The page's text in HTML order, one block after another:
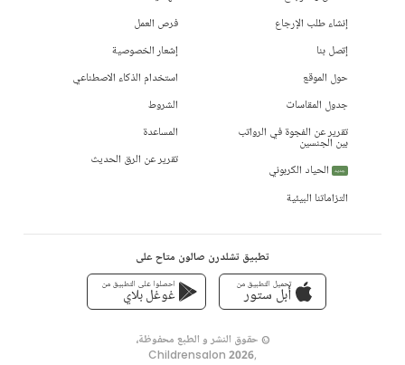
إنشاء طلب الإرجاع
إتصل بنا
حول الموقع
جدول المقاسات
تقرير عن الفجوة في الرواتب
بين الجنسين
جديد
الحياد الكربوني
التزاماتنا البيئية
فرص العمل
إشعار الخصوصية
استخدام الذكاء الاصطناعي
الشروط
المساعدة
تقرير عن الرق الحديث
تطبيق تشلدرن صالون متاح على
تحميل التطبيق من
أبل ستور
احصلوا على التطبيق من
غوغل بلاي
© حقوق النشر و الطبع محفوظة،
,
Childrensalon 2026